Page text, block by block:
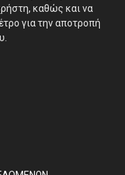
καθώς και να
για την αποτροπή